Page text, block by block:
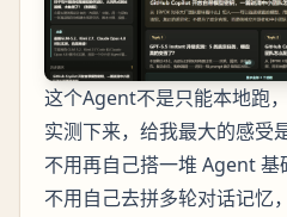
这个Agent不是只能本地跑
实测下来，给我最大的感受
不用再自己搭一堆 Agent 基
不用自己去拼多轮对话记忆